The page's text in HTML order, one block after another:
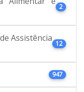
2
Assistência
12
947